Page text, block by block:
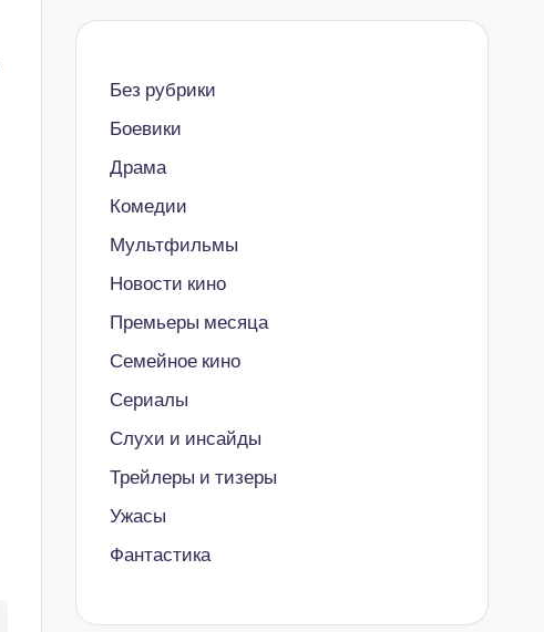
Без рубрики
Боевики
Драма
Комедии
Мультфильмы
Новости кино
Премьеры месяца
Семейное кино
Сериалы
Слухи и инсайды
Трейлеры и тизеры
Ужасы
Фантастика